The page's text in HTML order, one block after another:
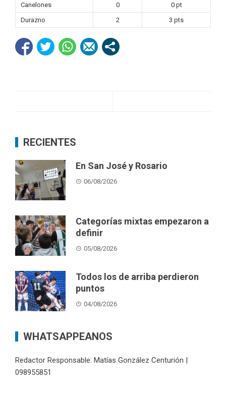
Canelones 0
0 pt
Durazno
2 3 pts
RECIENTES
En San José y Rosario
06/08/2026
Categorías mixtas empezaron a
definir
05/08/2026
Todos los de arriba perdieron
puntos
04/08/2026
WHATSAPPEANOS
Redactor Responsable: Matías González Centurión |
098955851